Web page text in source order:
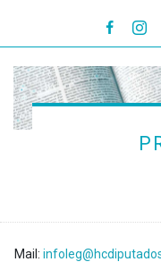

Mail: